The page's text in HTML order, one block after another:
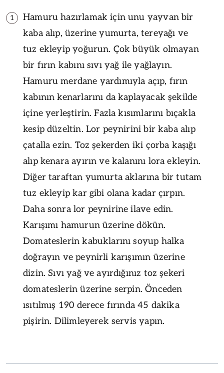
1
Hamuru hazırlamak için unu yayvan bir
kaba alıp, üzerine yumurta, tereyağı ve
tuz ekleyip yoğurun. Çok büyük olmayan
bir fırın kabını sıvı yağ ile yağlayın.
Hamuru merdane yardımıyla açıp, fırın
kabının kenarlarını da kaplayacak şekilde
içine yerleştirin. Fazla kısımlarını bıçakla
kesip düzeltin. Lor peynirini bir kaba alıp
çatalla ezin. Toz şekerden iki çorba kaşığı
alıp kenara ayırın ve kalanını lora ekleyin.
Diğer taraftan yumurta aklarına bir tutam
tuz ekleyip kar gibi olana kadar çırpın.
Daha sonra lor peynirine ilave edin.
Karışımı hamurun üzerine dökün.
Domateslerin kabuklarını soyup halka
doğrayın ve peynirli karışımın üzerine
dizin. Sıvı yağ ve ayırdığınız toz şekeri
domateslerin üzerine serpin. Önceden
ısıtılmış 190 derece fırında 45 dakika
pişirin. Dilimleyerek servis yapın.